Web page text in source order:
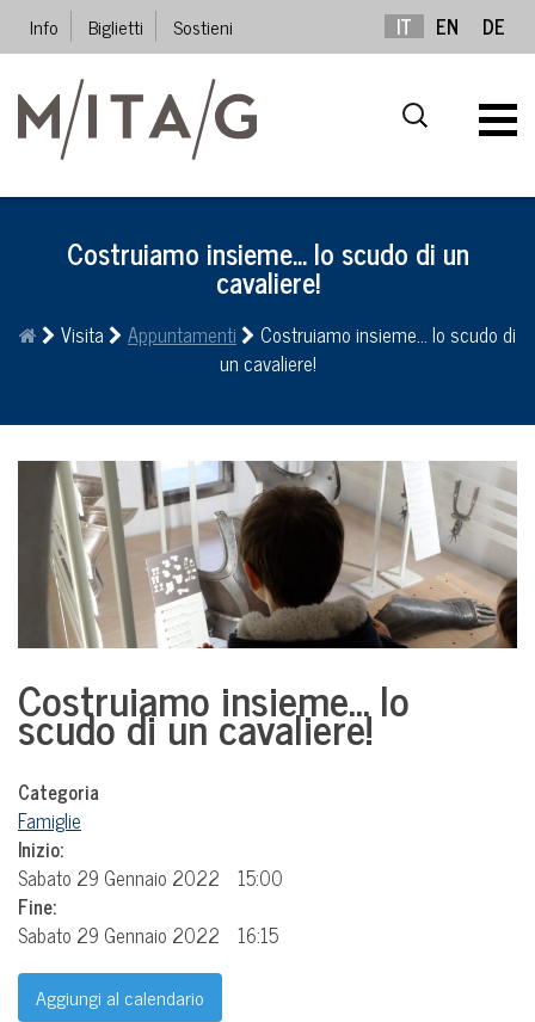
Info Biglietti Sostieni IT EN DE
Costruiamo insieme… lo scudo di un
cavaliere!
Visita Appuntamenti
Costruiamo insieme… lo scudo di
un cavaliere!
Costruiamo insieme… lo
scudo di un cavaliere!
Categoria
Famiglie
Inizio:
Sabato 29 Gennaio 2022
15:00
Fine:
Sabato 29 Gennaio 2022
16:15
Aggiungi al calendario